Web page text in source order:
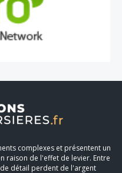
complexes et présentent un
raison de l'effet de levier. Entre
détail perdent de l'argent